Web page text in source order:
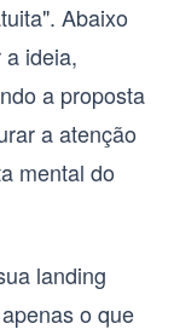
Abaixo
ideia,
a proposta
a atenção
mental do
landing
o que